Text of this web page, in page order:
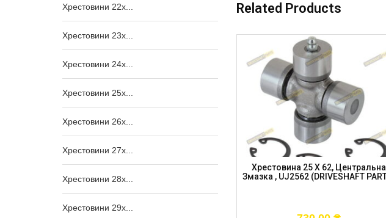
Хрестовини 22x...
Хрестовини 23x...
Хрестовини 24x...
Хрестовини 25x...
Хрестовини 26x...
Хрестовини 27x...
Хрестовини 28x...
Хрестовини 29x...
Related Products
Хрестовина 25.4 X 39.3 I/C (64.6мм) ,
GU5950 (DRIVESHAFT PARTS)
Хрестовина 25 X 62, Центральна
Змазка , UJ2562 (DRIVESHAFT